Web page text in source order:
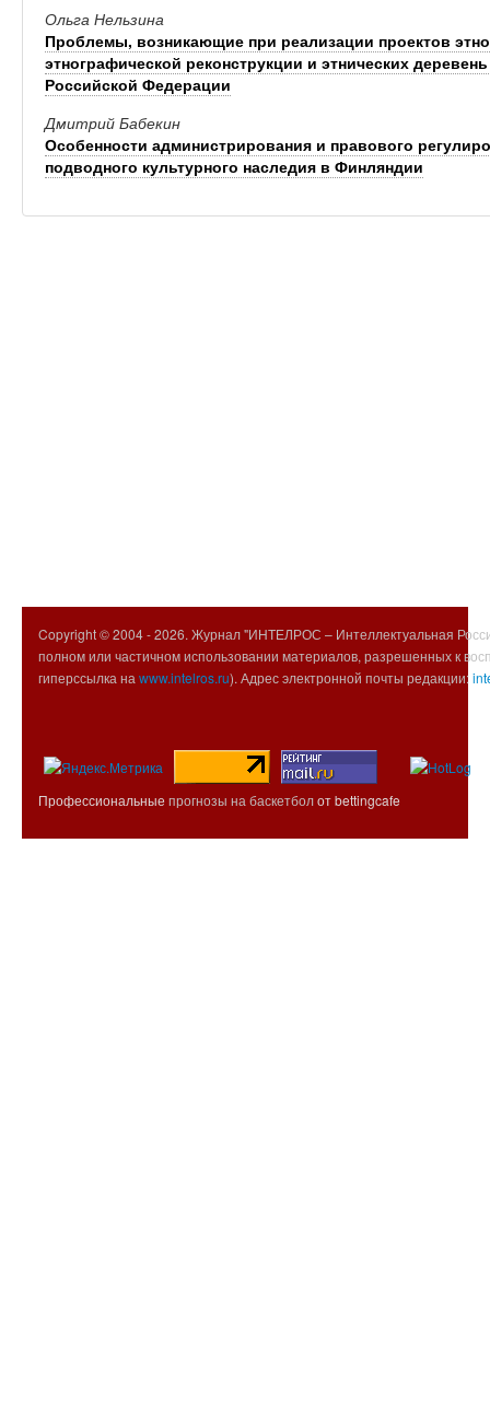
Ольга Нельзина
Проблемы, возникающие при реализации проектов
этнографической реконструкции и этнических
Российской Федерации
Дмитрий Бабекин
Особенности администрирования и правового
подводного культурного наследия в Финляндии
Copyright © 2004 -2026. Журнал "ИНТЕЛРОС – Интеллектуальная
полном или частичном использовании материалов, разрешенных к
гиперссылка на www.intelros.ru). Адрес электронной почты редакции:
Профессиональные прогнозы на баскетболот bettingcafe